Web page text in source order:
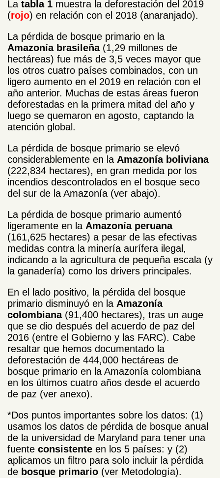
La tabla 1 muestra la deforestación del 2019
(rojo) en relación con el 2018 (anaranjado).
La pérdida de bosque primario en la
Amazonía brasileña(1,29 millones de
hectáreas) fue más de 3,5 veces mayor que
los otros cuatro países combinados, con un
ligero aumento en el 2019 en relación con el
año anterior. Muchas de estas áreas fueron
deforestadas en la primera mitad del año y
luego se quemaron en agosto, captando la
atención global.
La pérdida de bosque primario se elevó
considerablemente en la Amazonía boliviana
(222,834 hectares), en gran medida por los
incendios descontrolados en el bosque seco
del sur de la Amazonía (ver abajo).
La pérdida de bosque primario aumentó
ligeramente en la Amazonía peruana
(161,625 hectares) a pesar de las efectivas
medidas contra la minería aurífera ilegal,
indicando a la agricultura de pequeña escala (y
la ganadería) como los drivers principales.
En el lado positivo, la pérdida del bosque
primario disminuyó en la Amazonía
colombiana (91,400 hectares), tras un auge
que se dio después del acuerdo de paz del
2016 (entre el Gobierno y las FARC). Cabe
resaltar que hemos documentado la
deforestación de 444,000 hectáreas de
bosque primario en la Amazonía colombiana
en los últimos cuatro años desde el acuerdo
de paz (ver anexo).
*Dos puntos importantes sobre los datos: (1)
usamos los datos de pérdida de bosque anual
de la universidad de Maryland para tener una
fuente consistente en los 5 países: y (2)
aplicamos un filtro para solo incluir la pérdida
de bosque primario (ver Metodología).